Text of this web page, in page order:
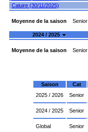
Caluire (30/11/2025)
Moyenne de la saison Senior
2024 / 2025
Moyenne de la saison Senior
Saison Cat
2025 / 2026
Senior
2024 / 2025 Senior
Global Senior